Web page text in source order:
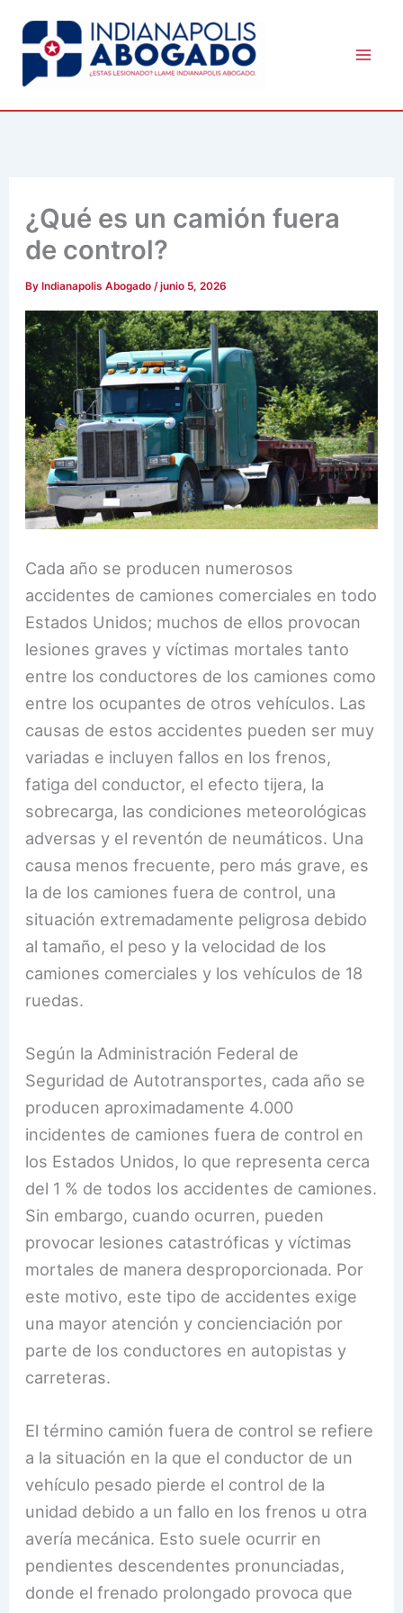
content
¿Qué es un camión fuera
de control?
ByIndianapolis Abogado /junio 5, 2026
Cada año se producen numerosos
accidentes de camiones comerciales en todo
Estados Unidos; muchos de ellos provocan
lesiones graves y víctimas mortales tanto
entre los conductores de los camiones como
entre los ocupantes de otros vehículos. Las
causas de estos accidentes pueden ser muy
variadas e incluyen fallos en los frenos,
fatiga del conductor, el efecto tijera, la
sobrecarga, las condiciones meteorológicas
adversas y el reventón de neumáticos. Una
causa menos frecuente, pero más grave, es
la de los camiones fuera de control, una
situación extremadamente peligrosa debido
al tamaño, el peso y la velocidad de los
camiones comerciales y los vehículos de 18
ruedas.
Según la Administración Federal de
Seguridad de Autotransportes, cada año se
producen aproximadamente 4.000
incidentes de camiones fuera de control en
los Estados Unidos, lo que representa cerca
del 1 % de todos los accidentes de camiones.
Sin embargo, cuando ocurren, pueden
provocar lesiones catastróficas y víctimas
mortales de manera desproporcionada. Por
este motivo, este tipo de accidentes exige
una mayor atención y concienciación por
parte de los conductores en autopistas y
carreteras.
El término camión fuera de control se refiere
a la situación en la que el conductor de un
vehículo pesado pierde el control de la
unidad debido a un fallo en los frenos u otra
avería mecánica. Esto suele ocurrir en
pendientes descendentes pronunciadas,
donde el frenado prolongado provoca que